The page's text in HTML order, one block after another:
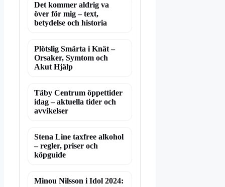
Det kommer aldrig va
över för mig – text,
betydelse och historia
Plötslig Smärta i Knät –
Orsaker, Symtom och
Akut Hjälp
Täby Centrum öppettider
idag – aktuella tider och
avvikelser
Stena Line taxfree alkohol
– regler, priser och
köpguide
Minou Nilsson i Idol 2024: